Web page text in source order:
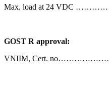
Max. load at 24 VDC
GOST R approval:
VNIIM, Cert.